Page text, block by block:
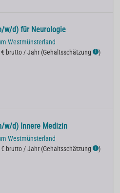
w/d) für Neurologie
Westmünsterland
brutto / Jahr (Gehaltsschätzung ℹ )
w/d) Innere Medizin
Westmünsterland
brutto / Jahr (Gehaltsschätzung ℹ )